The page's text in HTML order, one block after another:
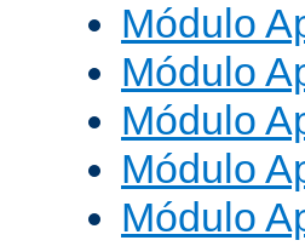
Módulo
Módulo
Módulo
Módulo
Módulo